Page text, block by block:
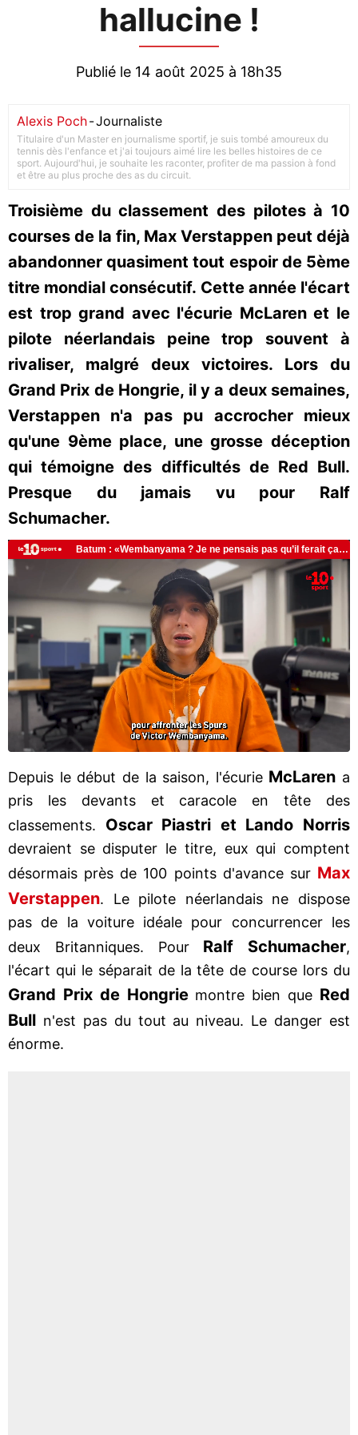
hallucine !
Publié le 14 août 2025 à 18h35
Alexis Poch-Journaliste
Titulaire d'un Master en journalisme sportif, je suis tombé amoureux du
tennis dès l'enfance et j'ai toujours aimé lire les belles histoires de ce
sport. Aujourd'hui, je souhaite les raconter, profiter de ma passion à fond
et être au plus proche des as du circuit.
Troisième du classement des pilotes à 10
courses de la fin, Max Verstappen peut déjà
abandonner quasiment tout espoir de 5ème
titre mondial consécutif. Cette année l'écart
est trop grand avec l'écurie McLaren et le
pilote néerlandais peine trop souvent à
rivaliser, malgré deux victoires. Lors du
Grand Prix de Hongrie, il y a deux semaines,
Verstappen n'a pas pu accrocher mieux
qu'une 9ème place, une grosse déception
qui témoigne des difficultés de Red Bull.
Presque du jamais vu pour Ralf
Schumacher.
Depuis le début de la saison, l'écurie McLaren a
pris les devants et caracole en tête des
classements. Oscar Piastri et Lando Norris
devraient se disputer le titre, eux qui comptent
désormais près de 100 points d'avance sur Max
Verstappen. Le pilote néerlandais ne dispose
pas de la voiture idéale pour concurrencer les
deux Britanniques. Pour Ralf Schumacher,
l'écart qui le séparait de la tête de course lors du
Grand Prix de Hongriemontre bien que Red
Bull n'est pas du tout au niveau. Le danger est
énorme.